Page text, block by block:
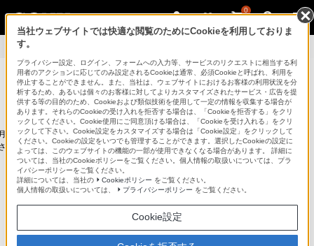
0
製品情報
パーソナルコンピューター VAIO
法人のお客様はこちら
以前発売のソニー株式会社製VAIOの製品情報を掲載しています。
れたVAIO株式会社製VAIOの製品情報はこちら をご覧ください。
ラインアップ
VAIOでできること My VAIO
サポート
当社ウェブサイトでは快適な閲覧のためにCookieを利用しておりま
す。
プライバシー設定、ログイン、フォームへの入力等、サービスのリクエストに相当する利
用者のアクションに応じてのみ設定されるCookieは通常、必須Cookieと呼ばれ、利用を
停止することができません。また、当社は、ウェブサイトにおけるお客様の利用状況を分
析するため、あるいは個々のお客様に対してよりカスタマイズされたサービス・広告を提
供する等の目的のため、Cookieおよび類似技術を使用して一定の情報を収集する場合が
あります。それらのCookieの受け入れを拒否する場合は、「Cookieを拒否する」をクリ
ックしてください。Cookie使用にご同意頂ける場合は、「Cookieを受け入れる」をクリ
ックして下さい。Cookie設定をカスタマイズする場合は「Cookie設定」をクリックして
ください。Cookieの設定をいつでも管理することができます。選択したCookieの設定に
よっては、このウェブサイトの機能の一部が使用できなくなる場合があります。 詳細に
ついては、当社のCookieポリシーをご覧ください。個人情報の取扱いについては、プラ
イバシーポリシーをご覧ください。
詳細については、当社の
Cookieポリシー をご覧ください。
個人情報の取扱いについては、
プライバシーポリシー をご覧ください。
Cookie設定